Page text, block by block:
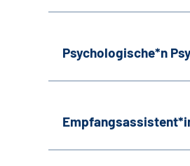
Psychologische*n